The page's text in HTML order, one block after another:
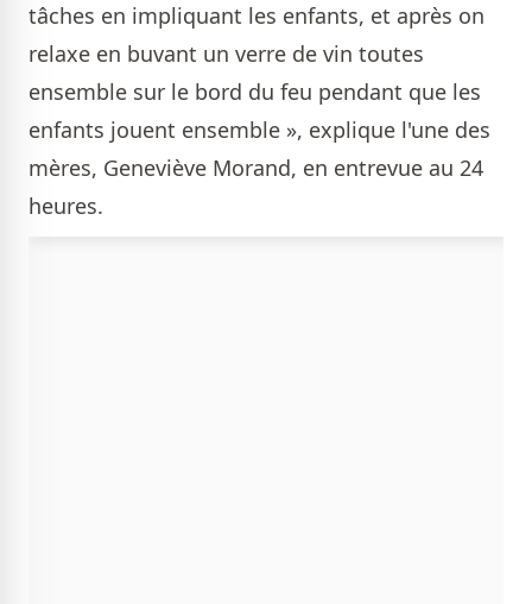
tâches en impliquant les enfants, et après on
relaxe en buvant un verre de vin toutes
ensemble sur le bord du feu pendant que les
enfants jouent ensemble », explique l'une des
mères, Geneviève Morand, en entrevue au 24
heures.